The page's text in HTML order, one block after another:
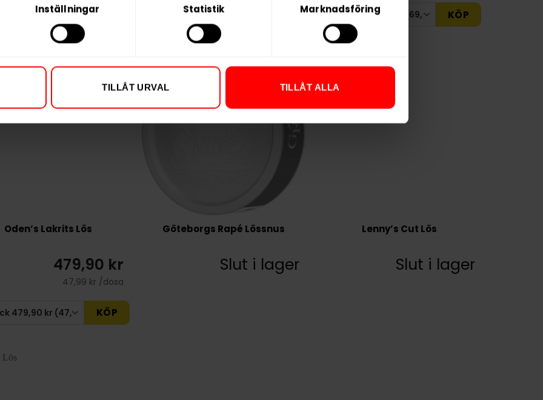
Inställningar Statistik Marknadsföring
TILLÅT URVAL TILLÅT ALLA
KÖP KÖP
Oden’s Lakrits Lös
479,90 kr
47,99 kr /dosa
KÖP
Göteborgs Rapé Lössnus
Slut i lager
Lenny’s Cut Lös
Slut i lager